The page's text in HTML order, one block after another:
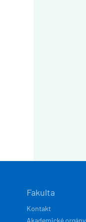
Fakulta
Kontakt
Akademické orgány